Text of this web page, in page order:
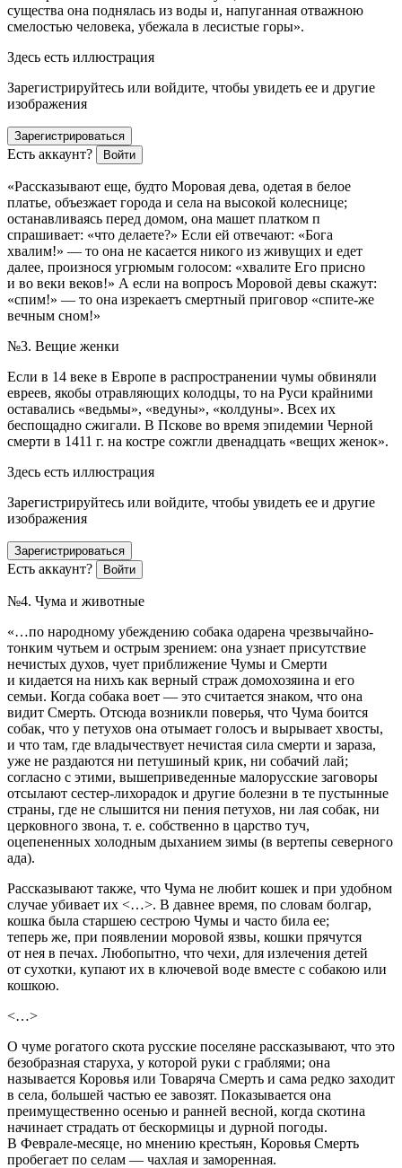
существа она поднялась из воды и, напуганная отважною
смелостью человека, убежала в лесистые горы».
Здесь есть иллюстрация
Зарегистрируйтесь или войдите, чтобы увидеть ее и другие
изображения
Зарегистрироваться
Есть аккаунт? Войти
«Рассказывают еще, будто Моровая дева, одетая в белое
платье, объезжает города и села на высокой колеснице;
останавливаясь перед домом, она машет платком п
спрашивает: «что делаете?» Если ей отвечают: «Бога
хвалим!» — то она не касается никого из живущих и едет
далее, произнося угрюмым голосом: «хвалите Его присно
и во веки веков!» А если на вопросъ Моровой девы скажут:
«спим!» — то она изрекаетъ смертный приговор «спите-же
вечным сном!»
№3. Вещие женки
Если в 14 веке в Европе в распространении чумы обвиняли
евреев, якобы отравляющих колодцы, то на Руси крайними
оставались «ведьмы», «ведуны», «колдуны». Всех их
беспощадно сжигали. В Пскове во время эпидемии Черной
смерти в 1411 г. на костре сожгли двенадцать «вещих женок».
Здесь есть иллюстрация
Зарегистрируйтесь или войдите, чтобы увидеть ее и другие
изображения
Зарегистрироваться
Есть аккаунт? Войти
№4. Чума и животные
«…по народному убеждению собака одарена чрезвычайно-
тонким чутьем и острым зрением: она узнает присутствие
нечистых духов, чует приближение Чумы и Смерти
и кидается на нихъ как верный страж домохозяина и его
семьи. Когда собака воет — это считается знаком, что она
видит Смерть. Отсюда возникли поверья, что Чума боится
собак, что у петухов она отымает голосъ и вырывает хвосты,
и что там, где владычествует нечистая сила смерти и зараза,
уже не раздаются ни петушиный крик, ни собачий лай;
согласно с этими, вышеприведенные малорусские заговоры
отсылают сестер-лихорадок и другие болезни в те пустынные
страны, где не слышится ни пения петухов, ни лая собак, ни
церковного звона, т. е. собственно в царство туч,
оцепененных холодным дыханием зимы (в вертепы северного
ада).
Рассказывают также, что Чума не любит кошек и при удобном
случае убивает их <…>. В давнее время, по словам болгар,
кошка была старшею сестрою Чумы и часто била ее;
теперь же, при появлении моровой язвы, кошки прячутся
от нея в печах. Любопытно, что чехи, для излечения детей
от сухотки, купают их в ключевой воде вместе с собакою или
кошкою.
<…>
О чуме рогатого скота русские поселяне рассказывают, что это
безобразная старуха, у которой руки с граблями; она
называется Коровья или Товаряча Смерть и сама редко заходит
в села, большей частью ее завозят. Показывается она
преимущественно осенью и ранней весной, когда скотина
начинает страдать от бескормицы и дурной погоды.
В Феврале-месяце, но мнению крестьян, Коровья Смерть
пробегает по селам — чахлая и заморенная.